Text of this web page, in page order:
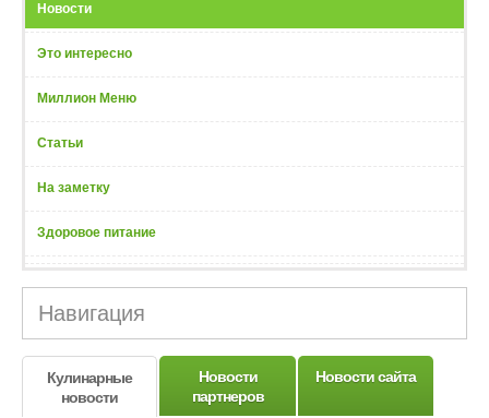
Новости
Это интересно
Миллион Меню
Статьи
На заметку
Здоровое питание
Навигация
Кулинарные
новости
Новости
партнеров
Новости сайта